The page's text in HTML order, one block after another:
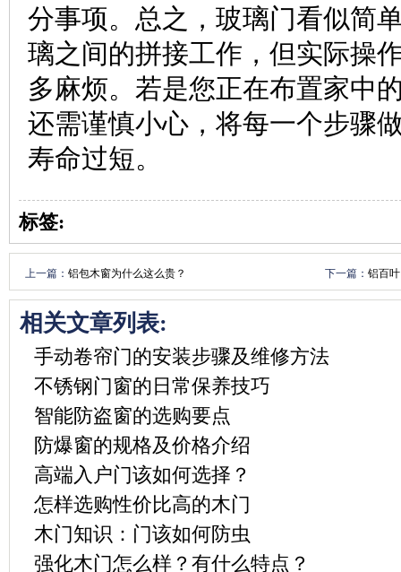
分事项。总之，玻璃门看似简
璃之间的拼接工作，但实际操
多麻烦。若是您正在布置家中
还需谨慎小心，将每一个步骤
寿命过短。
标签:
上一篇： 铝包木窗为什么这么贵？ 下一篇： 铝百
相关文章列表:
手动卷帘门的安装步骤及维修方法
不锈钢门窗的日常保养技巧
智能防盗窗的选购要点
防爆窗的规格及价格介绍
高端入户门该如何选择？
怎样选购性价比高的木门
木门知识：门该如何防虫
强化木门怎么样？有什么特点？